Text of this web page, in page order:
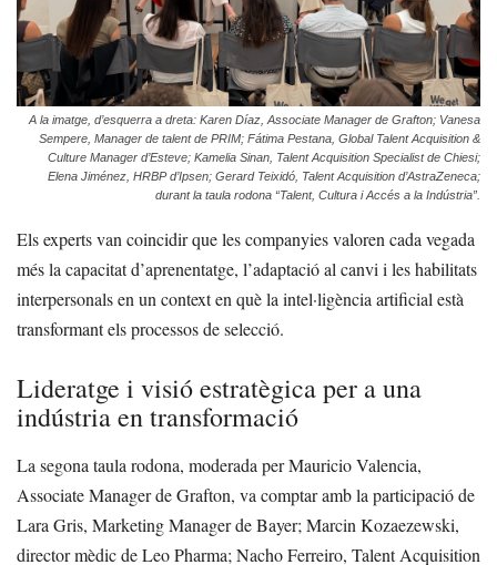
A la imatge, d’esquerra a dreta: Karen Díaz, Associate Manager de Grafton; Vanesa
Sempere, Manager de talent de PRIM; Fátima Pestana, Global Talent Acquisition &
Culture Manager d’Esteve; Kamelia Sinan, Talent Acquisition Specialist de Chiesi;
Elena Jiménez, HRBP d’Ipsen; Gerard Teixidó, Talent Acquisition d’AstraZeneca;
durant la taula rodona “Talent, Cultura i Accés a la Indústria”.
Els experts van coincidir que les companyies valoren cada vegada
més la capacitat d’aprenentatge, l’adaptació al canvi i les habilitats
interpersonals en un context en què la intel·ligència artificial està
transformant els processos de selecció.
Lideratge i visió estratègica per a una
indústria en transformació
La segona taula rodona, moderada per Mauricio Valencia,
Associate Manager de Grafton, va comptar amb la participació de
Lara Gris, Marketing Manager de Bayer; Marcin Kozaezewski,
director mèdic de Leo Pharma; Nacho Ferreiro, Talent Acquisition